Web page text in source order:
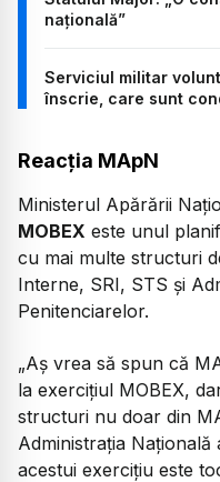
națională”
Serviciul militar
înscrie, care sunt
Reacția MApN
Ministerul Apărării
MOBEX este unul
cu mai multe structuri
Interne, SRI, STS și
Penitenciarelor.
„Aș vrea să spun că
la exercițiul MOBEX,
structuri nu doar din
Administrația
acestui exercițiu este